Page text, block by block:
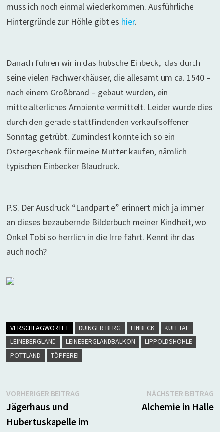
muss ich noch einmal wiederkommen. Ausführliche
Hintergründe zur Höhle gibt es hier.
Danach fuhren wir in das hübsche Einbeck, das durch
seine vielen Fachwerkhäuser, die allesamt um ca. 1540 –
nach einem Großbrand – gebaut wurden, ein
mittelalterliches Ambiente vermittelt. Leider wurde dies
durch den gerade stattfindenden verkaufsoffener
Sonntag getrübt. Zumindest konnte ich so ein
Ostergeschenk für meine Mutter kaufen, nämlich
typischen Einbecker Blaudruck.
P.S. Der Ausdruck “Landpartie” erinnert mich ja immer
an dieses bezaubernde Bilderbuch meiner Kindheit, wo
Onkel Tobi so herrlich in die Irre fährt. Kennt ihr das
auch noch?
VERSCHLAGWORTET DUINGER BERG EINBECK
KÜLFTAL
LEINEBERGLAND
LEINEBERGLANDBALKON
LIPPOLDSHÖHLE
POTTLAND
TÖPFEREI
Beitragsnavigation
VORHERIGER BEITRAGVorheriger
Jägerhaus und
Hubertuskapelle im
NÄCHSTER BEITRAG
Alchemie in Halle